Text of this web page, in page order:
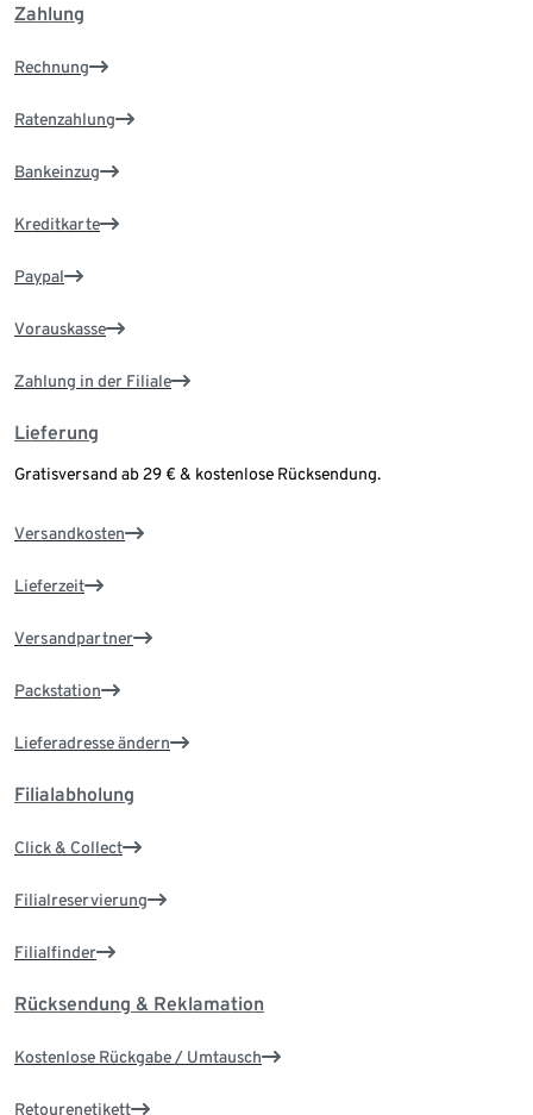
Zahlung
Rechnung
Ratenzahlung
Bankeinzug
Kreditkarte
Paypal
Vorauskasse
Zahlung in der Filiale
Lieferung
Gratisversand ab 29 € & kostenlose Rücksendung.
Versandkosten
Lieferzeit
Versandpartner
Packstation
Lieferadresse ändern
Filialabholung
Click & Collect
Filialreservierung
Filialfinder
Rücksendung & Reklamation
Kostenlose Rückgabe / Umtausch
Retourenetikett